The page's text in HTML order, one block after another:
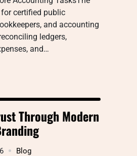
certified public
and accounting
ledgers,
and…
Through Modern
Blog